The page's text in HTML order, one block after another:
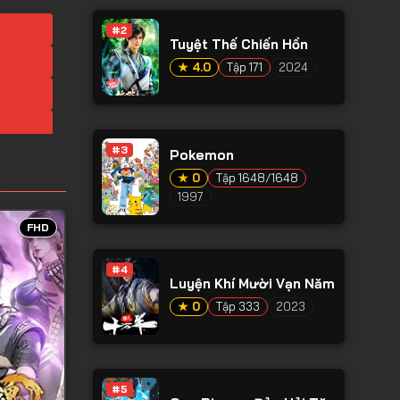
FHD
#2
Tuyệt Thế Chiến Hồn
★ 4.0 Tập 171 2024
#3 Pokemon
★ 0
Tập 1648/1648
1997
#4
Luyện Khí Mười Vạn Năm
★ 0 Tập 333 2023
#5